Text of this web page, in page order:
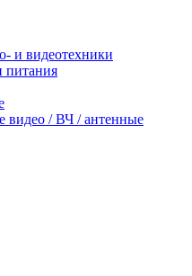
и видеотехники
питания
видео / ВЧ / антенные